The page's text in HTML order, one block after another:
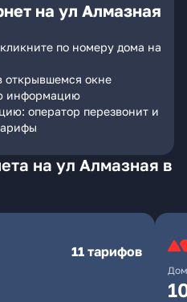
на ул Алмазная
по номеру дома на
открывшемся окне
информацию
оператор перезвонит и
на ул Алмазная в
11 тарифов